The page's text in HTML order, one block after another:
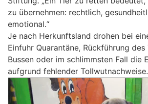
zu übernehmen: rechtlich,
emotional.“
Je nach Herkunftsland drohen bei
Einfuhr Quarantäne, Rückführung des
Bussen oder im schlimmsten Fall die
aufgrund fehlender Tollwutnachweise.